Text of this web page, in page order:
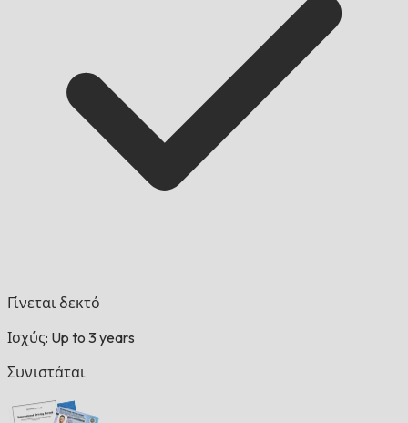
Γίνεται δεκτό
Ισχύς: Up to 3 years
Συνιστάται